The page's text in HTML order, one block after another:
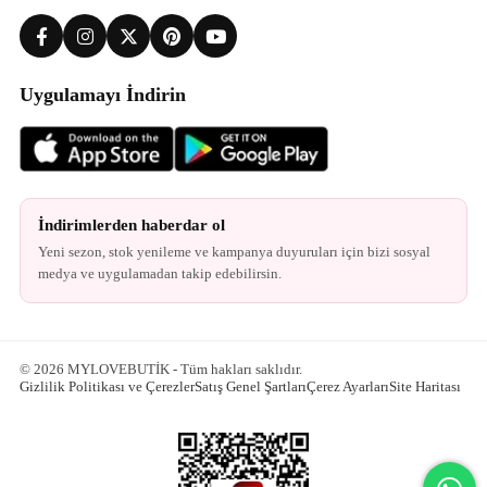
Uygulamayı İndirin
İndirimlerden haberdar ol
Yeni sezon, stok yenileme ve kampanya duyuruları için bizi sosyal
medya ve uygulamadan takip edebilirsin.
© 2026 MYLOVEBUTİK - Tüm hakları saklıdır.
Gizlilik Politikası ve ÇerezlerSatış Genel ŞartlarıÇerez AyarlarıSite Haritası